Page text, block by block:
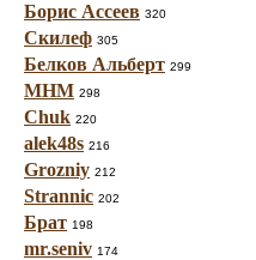
Борис Ассеев 320
Скилеф 305
Белков Альберт 299
МНМ 298
Chuk 220
alek48s 216
Grozniy 212
Strannic 202
Брат 198
mr.seniv 174